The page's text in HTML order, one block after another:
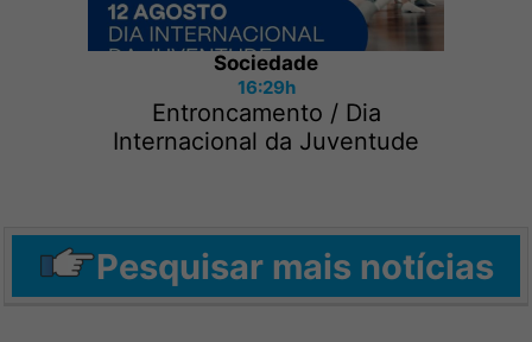
Sociedade
16:29h
Entroncamento / Dia
Internacional da Juventude
Pesquisar mais notícias